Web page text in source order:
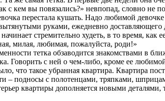
с кем вы повязались?» невпопад, словно не
перестала кушать. Надо любимой
руками, ежедневно
стремительно худеть, в то время, как
милая, любимая, пожалуйста, роди!»
тетка обзаводится знакомствами в
Говорить с ней о чем-либо, кроме ее
что такое убранная квартира. Квартира
– подносы с полотенцами, тряпками,
квартиры дополняется новыми